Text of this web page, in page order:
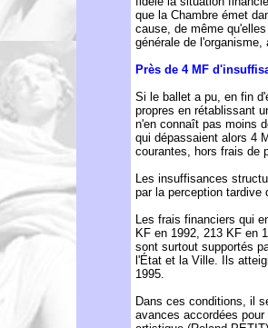
que la Chambre émet
cause, de même
générale de
Près de 4 MF
Si le ballet a pu, en fin
propres en rétablissant
n'en connaît pas moins
qui dépassaient alors 4
courantes, hors frais de
Les insuffisances
par la perception tardive
Les frais financiers qui
KF en 1992, 213 KF en
sont surtout supportés
l'État et la Ville. Ils
1995.
Dans ces conditions, il
avances accordées